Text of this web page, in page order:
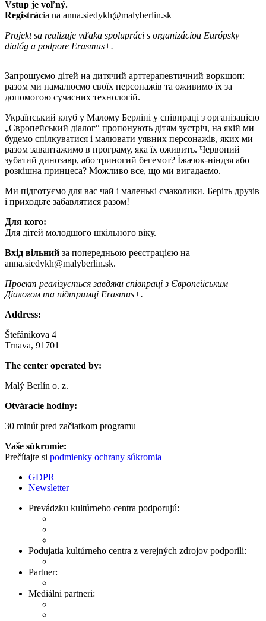
Vstup je voľný.
Registrácia na anna.siedykh@malyberlin.sk
Projekt sa realizuje vďaka spolupráci s organizáciou Európsky
dialóg a podpore Erasmus+.
Запрошуємо дітей на дитячий арттерапевтичний воркшоп:
разом ми намалюємо своїх персонажів та оживимо їх за
допомогою сучасних технологій.
Український клуб у Малому Берліні у співпраці з організацією
„Європейський діалог“ пропонують дітям зустріч, на якій ми
будемо спілкуватися і малювати уявних персонажів, яких ми
разом завантажимо в програму, яка їх оживить. Червоний
зубатий динозавр, або триногий бегемот? Їжачок-ніндзя або
розкішна принцеса? Можливо все, що ми вигадаємо.
Ми підготуємо для вас чай і маленькі смаколики. Беріть друзів
і приходьте забавлятися разом!
Для кого:
Для дітей молодшого шкільного віку.
Вхід вільний за попередньою реєстрацією на
anna.siedykh@malyberlin.sk.
Проект реалізується завдяки співпраці з Європейським
Діалогом та підтримці Erasmus+.
Address:
Štefánikova 4
Trnava, 91701
The center operated by:
Malý Berlín o. z.
Otváracie hodiny:
30 minút pred začiatkom programu
Vaše súkromie:
Prečítajte si podmienky ochrany súkromia
GDPR
Newsletter
Prevádzku kultúrneho centra podporujú:
Podujatia kultúrneho centra z verejných zdrojov podporili:
Partner:
Mediálni partneri: